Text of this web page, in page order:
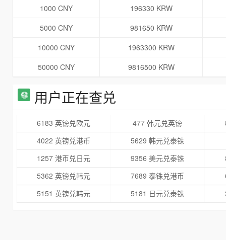
1000 CNY
196330 KRW
5000 CNY
981650 KRW
10000 CNY
1963300 KRW
50000 CNY
9816500 KRW
用户正在查兑
6183 英镑兑欧元 477 韩元兑英镑
4022 英镑兑港币
5629 韩元兑泰铢
1257 港币兑日元
9356 美元兑泰铢
5362 英镑兑韩元
7689 泰铢兑港币
5151 英镑兑韩元
5181 日元兑泰铢